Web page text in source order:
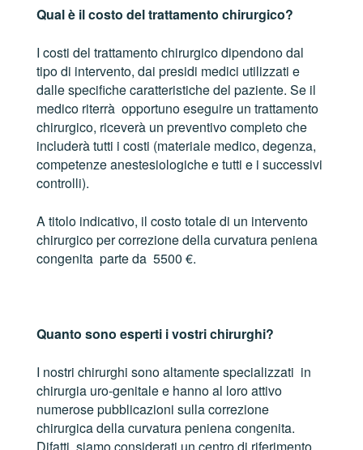
Qual è il costo del trattamento chirurgico?
I costi del trattamento chirurgico dipendono dal
tipo di intervento, dai presidi medici utilizzati e
dalle specifiche caratteristiche del paziente. Se il
medico riterrà opportuno eseguire un trattamento
chirurgico, riceverà un preventivo completo che
includerà tutti i costi (materiale medico, degenza,
competenze anestesiologiche e tutti e i successivi
controlli).
A titolo indicativo, il costo totale di un intervento
chirurgico per correzione della curvatura peniena
congenita parte da 5500 €.
Quanto sono esperti i vostri chirurghi?
I nostri chirurghi sono altamente specializzati in
chirurgia uro-genitale e hanno al loro attivo
numerose pubblicazioni sulla correzione
chirurgica della curvatura peniena congenita.